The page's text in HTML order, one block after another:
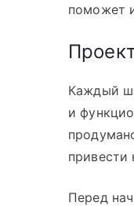
поможет
Каждый
и
привести
Перед